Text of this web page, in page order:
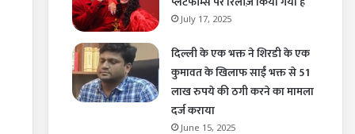
July 17, 2025
दिल्ली के एक भक्त ने शिरडी के एक
कुमावत के खिलाफ साईं भक्त से 51
लाख रुपये की ठगी करने का मामला
दर्ज कराया
June 15, 2025